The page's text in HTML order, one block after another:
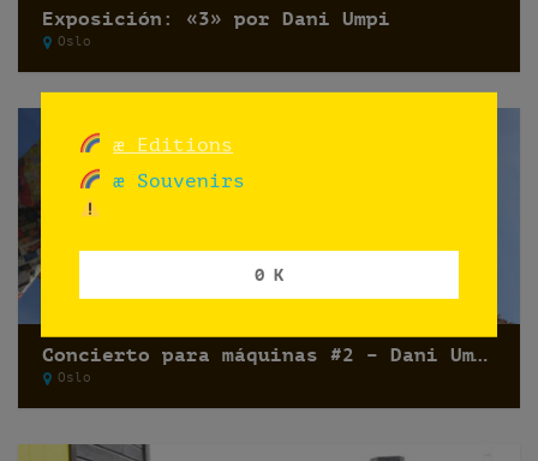
Exposición: «3» por Dani Umpi
Oslo
Concierto para máquinas #2 – Dani Umpi
Oslo
æ Editions
æ Souvenirs
0 K